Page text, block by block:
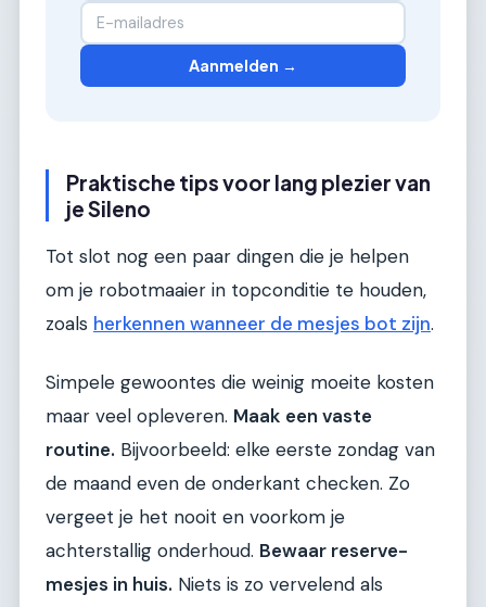
Aanmelden →
Praktische tips voor lang plezier van
je Sileno
Tot slot nog een paar dingen die je helpen
om je robotmaaier in topconditie te houden,
zoals herkennen wanneer de mesjes bot zijn.
Simpele gewoontes die weinig moeite kosten
maar veel opleveren. Maak een vaste
routine. Bijvoorbeeld: elke eerste zondag van
de maand even de onderkant checken. Zo
vergeet je het nooit en voorkom je
achterstallig onderhoud. Bewaar reserve-
mesjes in huis. Niets is zo vervelend als